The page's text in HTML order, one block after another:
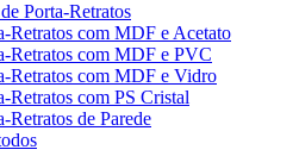
Porta-Retratos
Retratos com MDF e Acetato
Retratos com MDF e PVC
Retratos com MDF e Vidro
Retratos com PS Cristal
Retratos de Parede